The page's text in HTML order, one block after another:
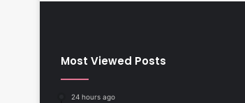
Most Viewed Posts
24 hours ago